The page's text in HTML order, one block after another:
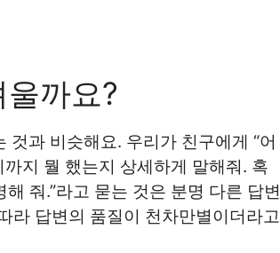
까요?
것과 비슷해요. 우리가 친구에게 “어
지 뭘 했는지 상세하게 말해줘. 혹
줘.”라고 묻는 것은 분명 다른 답변
라 답변의 품질이 천차만별이더라고